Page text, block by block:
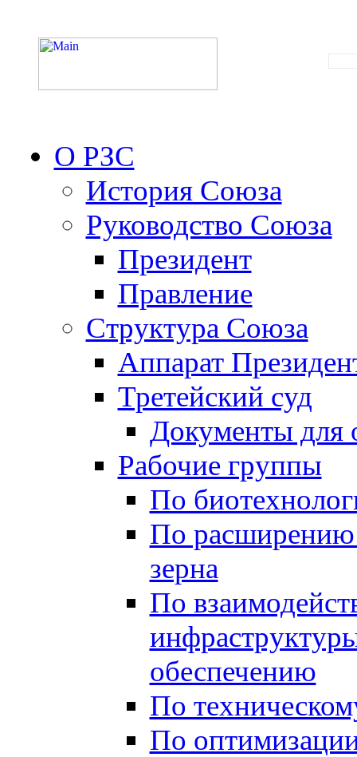
О РЗС
История Союза
Руководство Союза
Президент
Правление
Структура Союза
Аппарат
Третейский суд
Документы для
Рабочие группы
По
По расширению
зерна
По
обеспечению
По
По